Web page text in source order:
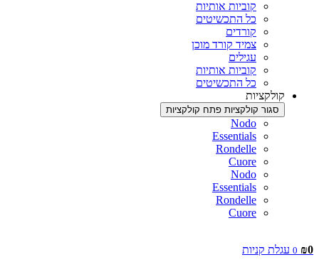
קוביות אותיות
כל התכשיטים
קורדים
צמיד קורד מוכן
עגילים
קוביות אותיות
כל התכשיטים
קולקציות
סגור קולקציות פתח קולקציות
Nodo
Essentials
Rondelle
Cuore
Nodo
Essentials
Rondelle
Cuore
₪0
0 עגלת קניות